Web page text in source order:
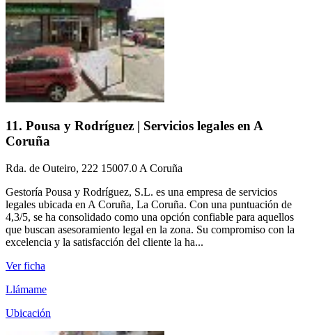
11. Pousa y Rodríguez | Servicios legales en A
Coruña
Rda. de Outeiro, 222 15007.0 A Coruña
Gestoría Pousa y Rodríguez, S.L. es una empresa de servicios
legales ubicada en A Coruña, La Coruña. Con una puntuación de
4,3/5, se ha consolidado como una opción confiable para aquellos
que buscan asesoramiento legal en la zona. Su compromiso con la
excelencia y la satisfacción del cliente la ha...
Ver ficha
Llámame
Ubicación